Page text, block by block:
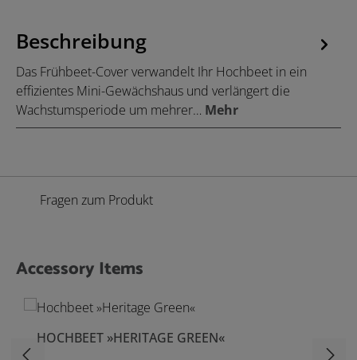
Beschreibung
Das Frühbeet-Cover verwandelt Ihr Hochbeet in ein
effizientes Mini-Gewächshaus und verlängert die
Wachstumsperiode um mehrer… Mehr
Fragen zum Produkt
Produktgalerie überspringen
Accessory Items
HOCHBEET »HERITAGE GREEN«